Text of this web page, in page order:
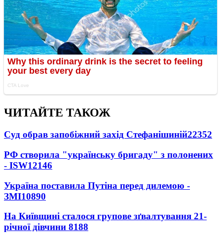
ЧИТАЙТЕ ТАКОЖ
Суд обрав запобіжний захід Стефанішиній22352
РФ створила "українську бригаду" з полонених
- ISW12146
Україна поставила Путіна перед дилемою -
ЗМІ10890
На Київщині сталося групове зґвалтування 21-
річної дівчини 8188